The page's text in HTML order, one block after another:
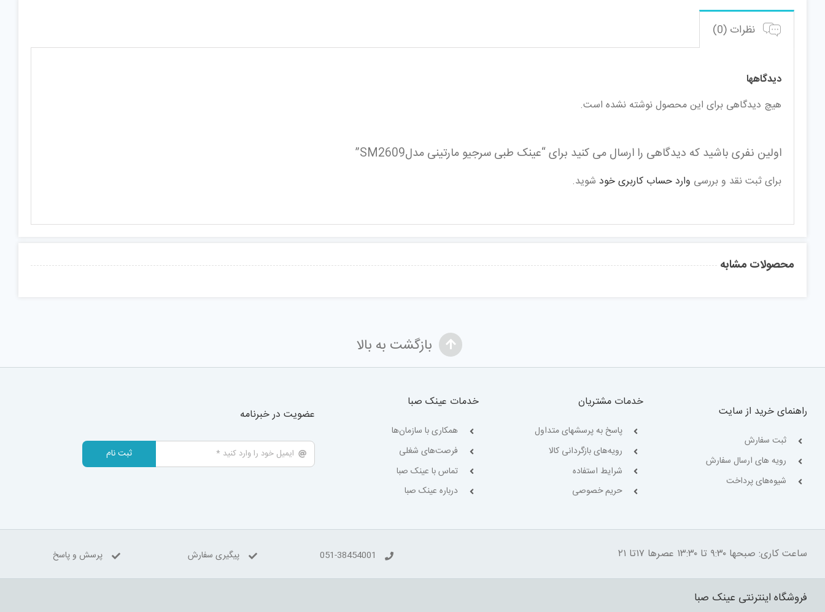
نظرات (0)
دیدگاهها
هیچ دیدگاهی برای این محصول نوشته نشده است.
اولین نفری باشید که دیدگاهی را ارسال می کنید برای “عینک طبی سرجیو مارتینی مدلSM2609”
برای ثبت نقد و بررسی وارد حساب کاربری خود شوید.
محصولات مشابه
بازگشت به بالا
راهنمای خرید از سایت
ثبت سفارش
رویه های ارسال سفارش
شیوه‌های پرداخت
خدمات مشتریان
پاسخ به پرسشهای متداول
رویه‌های بازگردانی کالا
شرایط استفاده
حریم خصوصی
خدمات عینک صبا
همکاری با سازمان‌ها
فرصت‌های شغلی
تماس با عینک صبا
درباره عینک صبا
عضویت در خبرنامه
ثبت نام
ساعت کاری: صبحها ۹:۳۰ تا ۱۳:۳۰ عصرها ۱۷تا ۲۱ 051-38454001 پیگیری سفارش پرسش و پاسخ
فروشگاه اینترنتی عینک صبا